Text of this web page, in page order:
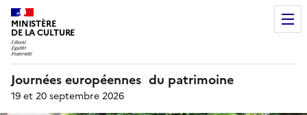
MINISTÈRE
DE LA CULTURE
Journées européennes du patrimoine
19 et 20 septembre 2026